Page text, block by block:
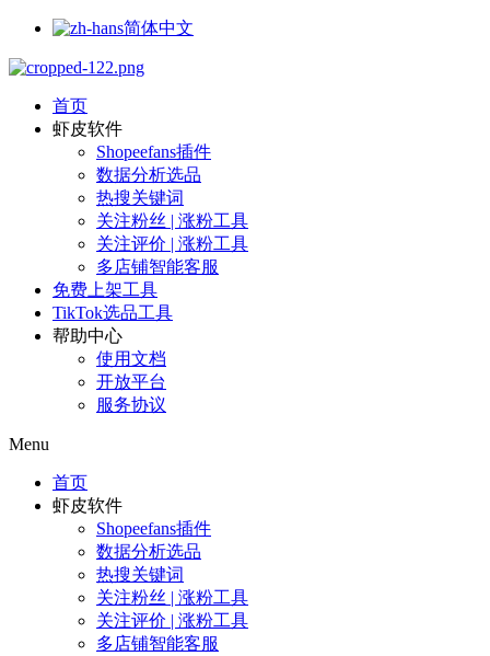
简体中文
首页
虾皮软件
Shopeefans插件
数据分析选品
热搜关键词
关注粉丝 | 涨粉工具
关注评价 | 涨粉工具
多店铺智能客服
免费上架工具
TikTok选品工具
帮助中心
使用文档
开放平台
服务协议
Menu
首页
虾皮软件
Shopeefans插件
数据分析选品
热搜关键词
关注粉丝 | 涨粉工具
关注评价 | 涨粉工具
多店铺智能客服